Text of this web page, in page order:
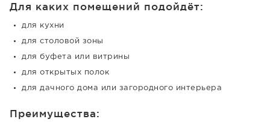
Для каких помещений подойдёт:
для кухни
для столовой зоны
для буфета или витрины
для открытых полок
для дачного дома или загородного интерьера
Преимущества: